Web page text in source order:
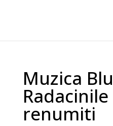
Muzica
renumiti